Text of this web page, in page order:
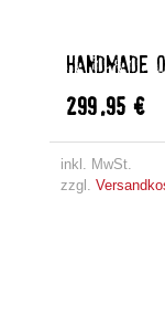
HANDMADE
299,95 €
inkl. MwSt.
zzgl.